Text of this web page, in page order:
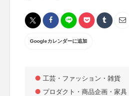
Googleカレンダーに追加
工芸・ファッション・雑貨
プロダクト・商品企画・家具